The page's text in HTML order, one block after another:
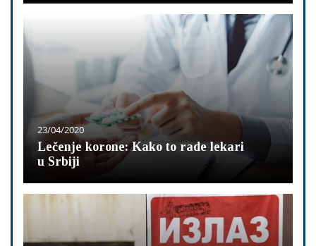
23/04/2020
Lečenje korone: Kako to rade lekari
u Srbiji